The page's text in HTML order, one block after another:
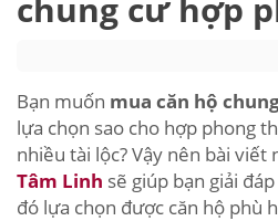
chung cư hợp
Bạn muốn mua căn hộ
lựa chọn sao cho hợp phong
nhiều tài lộc? Vậy nên bài viết
Tâm Linh sẽ giúp bạn giải
đó lựa chọn được căn hộ phù